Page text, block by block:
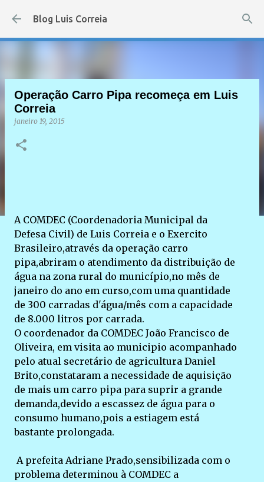
Pular para o conteúdo principal
Blog Luis Correia
Operação Carro Pipa recomeça em Luis
Correia
janeiro 19, 2015
A COMDEC (Coordenadoria Municipal da
Defesa Civil) de Luis Correia e o Exercito
Brasileiro,através da operação carro
pipa,abriram o atendimento da distribuição de
água na zona rural do município,no mês de
janeiro do ano em curso,com uma quantidade
de 300 carradas d'água/mês com a capacidade
de 8.000 litros por carrada.
O coordenador da COMDEC João Francisco de
Oliveira, em visita ao municipio acompanhado
pelo atual secretário de agricultura Daniel
Brito,constataram a necessidade de aquisição
de mais um carro pipa para suprir a grande
demanda,devido a escassez de água para o
consumo humano,pois a estiagem está
bastante prolongada.
A prefeita Adriane Prado,sensibilizada com o
problema determinou à COMDEC a